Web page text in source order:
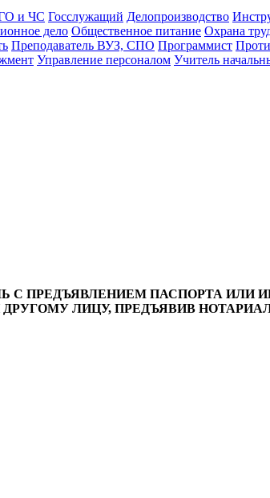
и ЧС Госслужащий Делопроизводство
дело Общественное питание Охрана
Преподаватель ВУЗ, СПО Программист
Управление персоналом Учитель
ПРЕДЪЯВЛЕНИЕМ ПАСПОРТА ИЛИ
ЛИЦУ, ПРЕДЪЯВИВ